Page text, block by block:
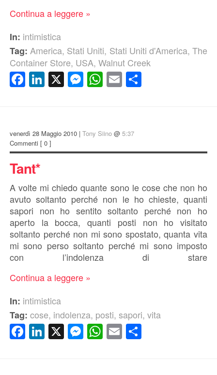
Continua a leggere »
In: intimistica
Tag: America, Stati Uniti, Stati Uniti d'America,The
Container Store, USA, Walnut Creek
Facebook
LinkedIn
X Messenger
WhatsApp
Email
venerdì 28 Maggio 2010 | Tony Siino @ 5:37
Commenti [ 0 ]
Tant*
A volte mi chiedo quante sono le cose che non ho
avuto soltanto perché non le ho chieste, quanti
sapori non ho sentito soltanto perché non ho
aperto la bocca, quanti posti non ho visitato
soltanto perché non mi sono spostato, quanta vita
mi sono perso soltanto perché mi sono imposto
con l’indolenza di stare
Continua a leggere »
In: intimistica
Tag: cose, indolenza, posti, sapori, vita
Facebook
LinkedIn
X Messenger
WhatsApp
Email